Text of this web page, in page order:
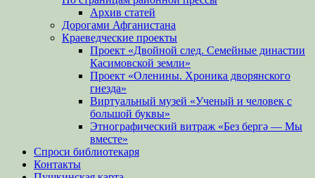
Архив статей
Дорогами Афганистана
Краеведческие проекты
Проект «Двойной след. Семейные династии
Касимовской земли»
Проект «Оленины. Хроника дворянского
гнезда»
Виртуальный музей «Ученый и человек с
большой буквы»
Этнографический витраж «Без бергə — Мы
вместе»
Спроси библиотекаря
Контакты